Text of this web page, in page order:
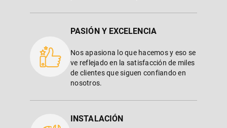
PASIÓN Y EXCELENCIA
Nos apasiona lo que hacemos y eso se
ve reflejado en la satisfacción de miles
de clientes que siguen confiando en
nosotros.
INSTALACIÓN